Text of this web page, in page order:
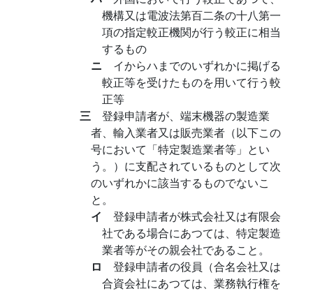
機構又は電波法第百二条の十八第一
項の指定較正機関が行う較正に相当
するもの
ニ イからハまでのいずれかに掲げる
較正等を受けたものを用いて行う較
正等
三 登録申請者が、端末機器の製造業
者、輸入業者又は販売業者（以下この
号において「特定製造業者等」とい
う。）に支配されているものとして次
のいずれかに該当するものでないこ
と。
イ 登録申請者が株式会社又は有限会
社である場合にあつては、特定製造
業者等がその親会社であること。
ロ 登録申請者の役員（合名会社又は
合資会社にあつては、業務執行権を